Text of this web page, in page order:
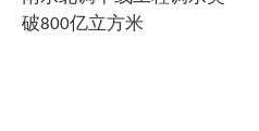
破800亿立方米